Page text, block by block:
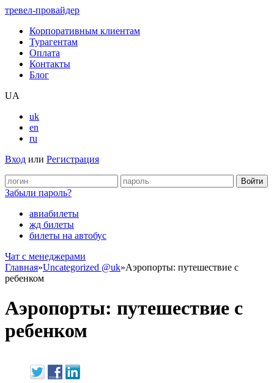
тревел-провайдер
Корпоративным клиентам
Турагентам
Оплата
Контакты
Блог
UA
uk
en
ru
Вход или Регистрация
Забыли пароль?
авиабилеты
жд билеты
билеты на автобус
Чат c менеджерами
Главная»Uncategorized @uk»Аэропорты: путешествие с
ребенком
Аэропорты: путешествие с
ребенком